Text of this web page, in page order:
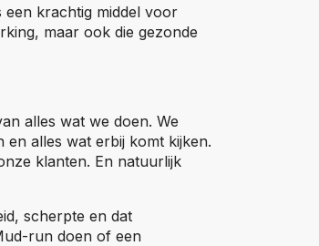
een krachtig middel voor
maar ook die gezonde
alles wat we doen. We
en alles wat erbij komt kijken.
klanten. En natuurlijk
scherpte en dat
run doen of een